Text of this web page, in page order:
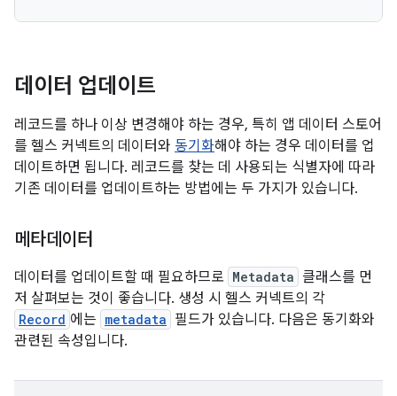
데이터 업데이트
레코드를 하나 이상 변경해야 하는 경우, 특히 앱 데이터 스토어
를 헬스 커넥트의 데이터와 동기화해야 하는 경우 데이터를 업
데이트하면 됩니다. 레코드를 찾는 데 사용되는 식별자에 따라
기존 데이터를 업데이트하는 방법에는 두 가지가 있습니다.
메타데이터
데이터를 업데이트할 때 필요하므로 Metadata 클래스를 먼
저 살펴보는 것이 좋습니다. 생성 시 헬스 커넥트의 각
Record 에는 metadata 필드가 있습니다. 다음은 동기화와
관련된 속성입니다.